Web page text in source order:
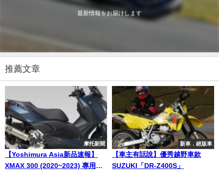
最新情報をお届けします
推薦文章
摩托新聞
【Yoshimura Asia新品速報】
XMAX 300 (2020~2023) 專用全
新車．絕版車
【車主有話說】優秀越野車款
SUZUKI「DR-Z400S」